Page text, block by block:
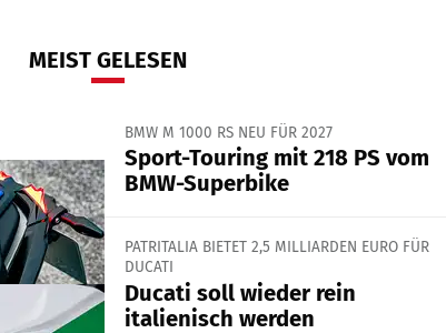
MEIST GELESEN
BMW M 1000 RS NEU FÜR 2027
Sport-Touring mit 218 PS vom
BMW-Superbike
PATRITALIA BIETET 2,5 MILLIARDEN EURO FÜR
DUCATI
Ducati soll wieder rein
italienisch werden